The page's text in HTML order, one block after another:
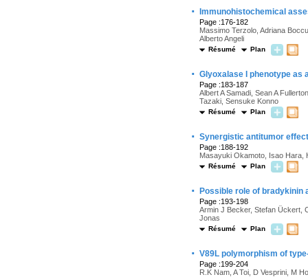
· Immunohistochemical
Page :176-182
Massimo Terzolo, Adriana
Alberto Angeli
Résumé Plan
· Glyoxalase I phenotype
Page :183-187
Albert A Samadi, Sean A
Tazaki, Sensuke Konno
Résumé Plan
· Synergistic antitumor
Page :188-192
Masayuki Okamoto, Isao Hara,
Résumé Plan
· Possible role of bradykinin
Page :193-198
Armin J Becker, Stefan Ückert,
Jonas
Résumé Plan
· V89L polymorphism of
Page :199-204
R.K Nam, A Toi, D Vesprini, M